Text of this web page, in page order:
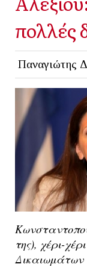
πολλές
Παναγιώτης
της), χέρι-